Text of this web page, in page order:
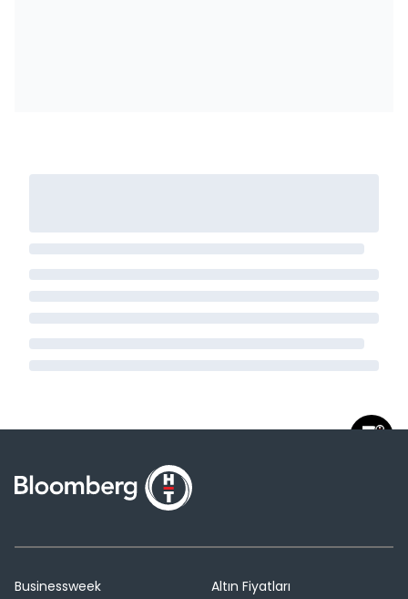
Businessweek
Altın Fiyatları